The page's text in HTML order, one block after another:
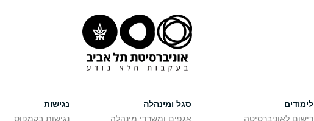
לימודים
רישום לאוניברסיטה
סגל ומינהלה
אגפים ומשרדי מינהלה
נגישות
נגישות בקמפוס